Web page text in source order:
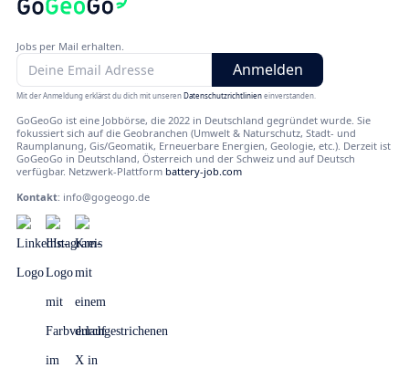
Jobs per Mail erhalten.
Mit der Anmeldung erklärst du dich mit unserenDatenschutzrichtlinieneinverstanden.
GoGeoGo ist eine Jobbörse, die 2022 in Deutschland gegründet wurde. Sie
fokussiert sich auf die Geobranchen (Umwelt & Naturschutz, Stadt- und
Raumplanung, Gis/Geomatik, Erneuerbare Energien, Geologie, etc.). Derzeit ist
GoGeoGo in Deutschland, Österreich und der Schweiz und auf Deutsch
verfügbar. Netzwerk-Plattform battery-job.com
Kontakt: info@gogeogo.de